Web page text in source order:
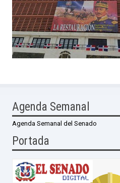
Agenda Semanal
Agenda Semanal del Senado
Portada